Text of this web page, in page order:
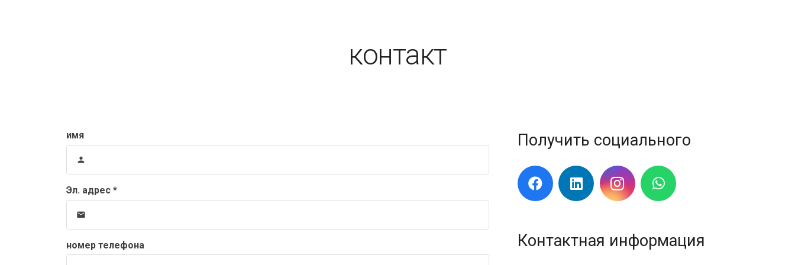
контакт
имя
person
Эл. адрес *
email
номер телефона
Получить социального
Контактная информация